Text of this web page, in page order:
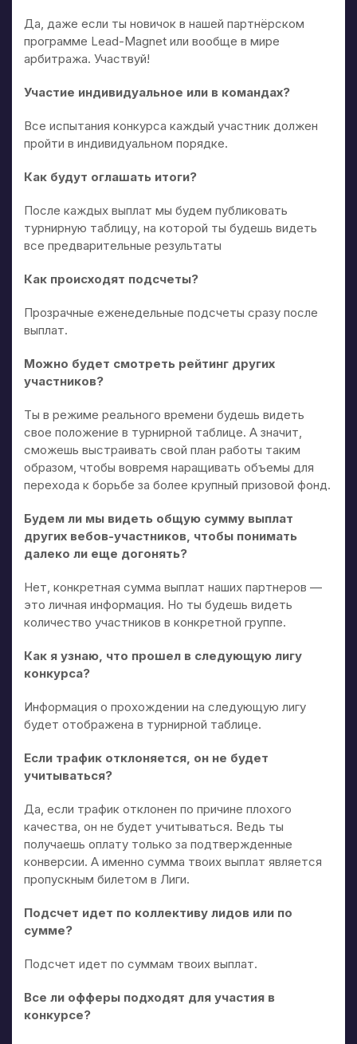
Да, даже если ты новичок в нашей партнёрском
программе Lead-Magnet или вообще в мире
арбитража. Участвуй!
Участие индивидуальное или в командах?
Все испытания конкурса каждый участник должен
пройти в индивидуальном порядке.
Как будут оглашать итоги?
После каждых выплат мы будем публиковать
турнирную таблицу, на которой ты будешь видеть
все предварительные результаты
Как происходят подсчеты?
Прозрачные еженедельные подсчеты сразу после
выплат.
Можно будет смотреть рейтинг других
участников?
Ты в режиме реального времени будешь видеть
свое положение в турнирной таблице. А значит,
сможешь выстраивать свой план работы таким
образом, чтобы вовремя наращивать объемы для
перехода к борьбе за более крупный призовой фонд.
Будем ли мы видеть общую сумму выплат
других вебов-участников, чтобы понимать
далеко ли еще догонять?
Нет, конкретная сумма выплат наших партнеров —
это личная информация. Но ты будешь видеть
количество участников в конкретной группе.
Как я узнаю, что прошел в следующую лигу
конкурса?
Информация о прохождении на следующую лигу
будет отображена в турнирной таблице.
Если трафик отклоняется, он не будет
учитываться?
Да, если трафик отклонен по причине плохого
качества, он не будет учитываться. Ведь ты
получаешь оплату только за подтвержденные
конверсии. А именно сумма твоих выплат является
пропускным билетом в Лиги.
Подсчет идет по коллективу лидов или по
сумме?
Подсчет идет по суммам твоих выплат.
Все ли офферы подходят для участия в
конкурсе?